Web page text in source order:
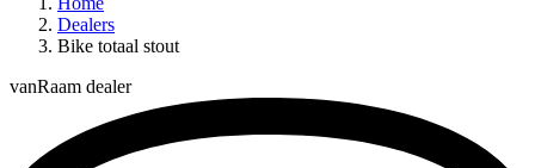
Dealers
Bike totaal stout
vanRaam dealer